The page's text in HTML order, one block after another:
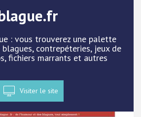
: vous trouverez une palette
contrepéteries, jeux de
fichiers marrants et autres
Visiter le site